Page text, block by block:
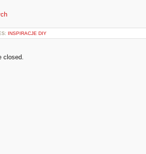
INSPIRACJE DIY
closed.